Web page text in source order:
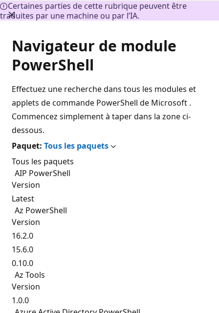
Certaines parties de cette rubrique peuvent être
traduites par une machine ou par l’IA.
Navigateur de module
PowerShell
Effectuez une recherche dans tous les modules et
applets de commande PowerShell de Microsoft .
Commencez simplement à taper dans la zone ci-
dessous.
Paquet: Tous les paquets
Tous les paquets
AIP PowerShell
Version
Latest
Az PowerShell
Version
16.2.0
15.6.0
0.10.0
Az Tools
Version
1.0.0